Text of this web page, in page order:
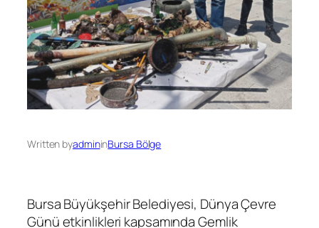
Written byadmininBursa Bölge
Bursa Büyükşehir Belediyesi, Dünya Çevre
Günü etkinlikleri kapsamında Gemlik